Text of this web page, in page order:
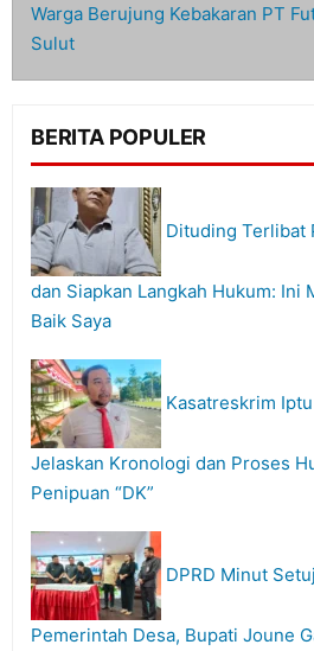
Warga Berujung Kebakaran PT
Sulut
BERITA POPULER
Dituding Terlibat
dan Siapkan Langkah Hukum: Ini
Baik Saya
Kasatreskrim
Jelaskan Kronologi dan Proses
Penipuan “DK”
DPRD Minut
Pemerintah Desa, Bupati Joune